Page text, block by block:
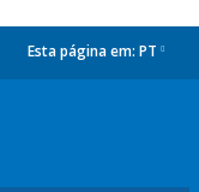
Esta página em: PT